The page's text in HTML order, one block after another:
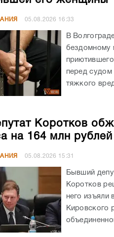
05.08.2026 16:33
В
бездомному
перед
тяжкого
Коротков
на 164 млн рублей
05.08.2026 15:31
Бывший
Коротков
него изъяли
Кировского